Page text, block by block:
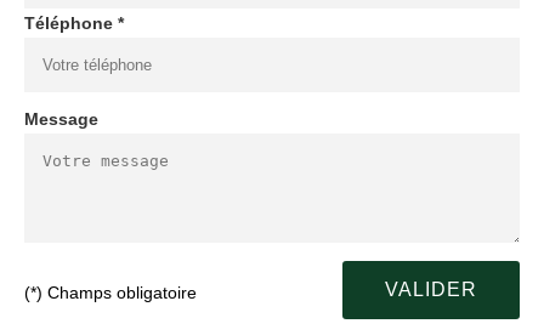
Téléphone *
Message
(*) Champs obligatoire